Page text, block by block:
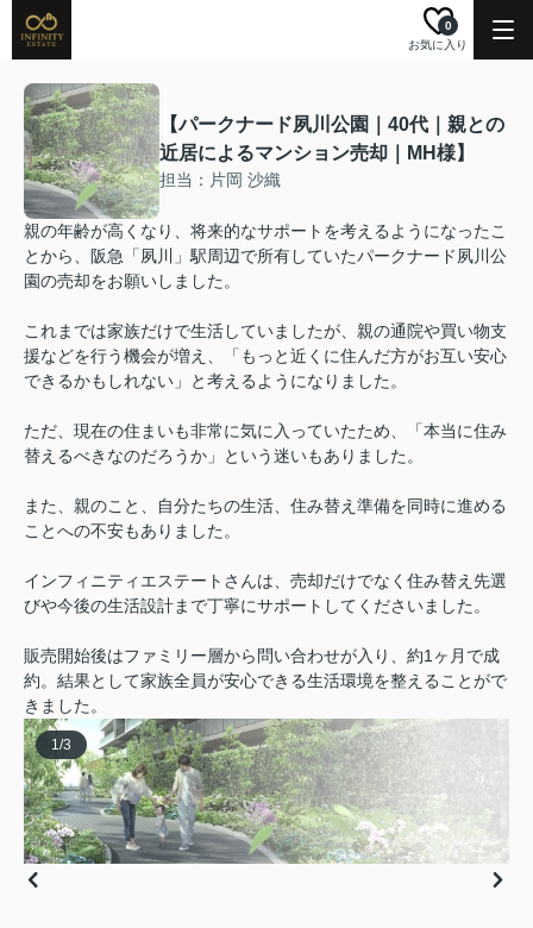
お気に入り
0
【パークナード夙川公園｜40代｜親との
近居によるマンション売却｜MH様】
担当：片岡 沙織
親の年齢が高くなり、将来的なサポートを考えるようになったこ
とから、阪急「夙川」駅周辺で所有していたパークナード夙川公
園の売却をお願いしました。
これまでは家族だけで生活していましたが、親の通院や買い物支
援などを行う機会が増え、「もっと近くに住んだ方がお互い安心
できるかもしれない」と考えるようになりました。
ただ、現在の住まいも非常に気に入っていたため、「本当に住み
替えるべきなのだろうか」という迷いもありました。
また、親のこと、自分たちの生活、住み替え準備を同時に進める
ことへの不安もありました。
インフィニティエステートさんは、売却だけでなく住み替え先選
びや今後の生活設計まで丁寧にサポートしてくださいました。
販売開始後はファミリー層から問い合わせが入り、約1ヶ月で成
約。結果として家族全員が安心できる生活環境を整えることがで
きました。
1/3